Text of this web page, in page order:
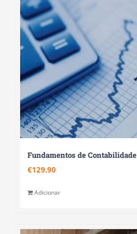
Fundamentos de Contabilidade
€129.90
Adicionar